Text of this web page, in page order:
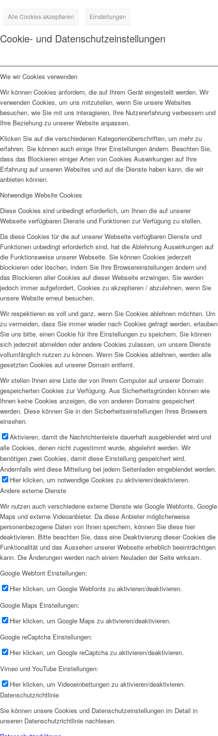
Alle Cookies akzeptieren Einstellungen
Cookie- und Datenschutzeinstellungen
Wie wir Cookies verwenden
Wir können Cookies anfordern, die auf Ihrem Gerät eingestellt werden. Wir
verwenden Cookies, um uns mitzuteilen, wenn Sie unsere Websites
besuchen, wie Sie mit uns interagieren, Ihre Nutzererfahrung verbessern und
Ihre Beziehung zu unserer Website anpassen.
Klicken Sie auf die verschiedenen Kategorienüberschriften, um mehr zu
erfahren. Sie können auch einige Ihrer Einstellungen ändern. Beachten Sie,
dass das Blockieren einiger Arten von Cookies Auswirkungen auf Ihre
Erfahrung auf unseren Websites und auf die Dienste haben kann, die wir
anbieten können.
Notwendige Website Cookies
Diese Cookies sind unbedingt erforderlich, um Ihnen die auf unserer
Webseite verfügbaren Dienste und Funktionen zur Verfügung zu stellen.
Da diese Cookies für die auf unserer Webseite verfügbaren Dienste und
Funktionen unbedingt erforderlich sind, hat die Ablehnung Auswirkungen auf
die Funktionsweise unserer Webseite. Sie können Cookies jederzeit
blockieren oder löschen, indem Sie Ihre Browsereinstellungen ändern und
das Blockieren aller Cookies auf dieser Webseite erzwingen. Sie werden
jedoch immer aufgefordert, Cookies zu akzeptieren / abzulehnen, wenn Sie
unsere Website erneut besuchen.
Wir respektieren es voll und ganz, wenn Sie Cookies ablehnen möchten. Um
zu vermeiden, dass Sie immer wieder nach Cookies gefragt werden, erlauben
Sie uns bitte, einen Cookie für Ihre Einstellungen zu speichern. Sie können
sich jederzeit abmelden oder andere Cookies zulassen, um unsere Dienste
vollumfänglich nutzen zu können. Wenn Sie Cookies ablehnen, werden alle
gesetzten Cookies auf unserer Domain entfernt.
Wir stellen Ihnen eine Liste der von Ihrem Computer auf unserer Domain
gespeicherten Cookies zur Verfügung. Aus Sicherheitsgründen können wie
Ihnen keine Cookies anzeigen, die von anderen Domains gespeichert
werden. Diese können Sie in den Sicherheitseinstellungen Ihres Browsers
einsehen.
Aktivieren, damit die Nachrichtenleiste dauerhaft ausgeblendet wird und
alle Cookies, denen nicht zugestimmt wurde, abgelehnt werden. Wir
benötigen zwei Cookies, damit diese Einstellung gespeichert wird.
Andernfalls wird diese Mitteilung bei jedem Seitenladen eingeblendet werden.
Hier klicken, um notwendige Cookies zu aktivieren/deaktivieren.
Andere externe Dienste
Wir nutzen auch verschiedene externe Dienste wie Google Webfonts, Google
Maps und externe Videoanbieter. Da diese Anbieter möglicherweise
personenbezogene Daten von Ihnen speichern, können Sie diese hier
deaktivieren. Bitte beachten Sie, dass eine Deaktivierung dieser Cookies die
Funktionalität und das Aussehen unserer Webseite erheblich beeinträchtigen
kann. Die Änderungen werden nach einem Neuladen der Seite wirksam.
Google Webfont Einstellungen:
Hier klicken, um Google Webfonts zu aktivieren/deaktivieren.
Google Maps Einstellungen:
Hier klicken, um Google Maps zu aktivieren/deaktivieren.
Google reCaptcha Einstellungen:
Hier klicken, um Google reCaptcha zu aktivieren/deaktivieren.
Vimeo und YouTube Einstellungen:
Hier klicken, um Videoeinbettungen zu aktivieren/deaktivieren.
Datenschutzrichtlinie
Sie können unsere Cookies und Datenschutzeinstellungen im Detail in
unseren Datenschutzrichtlinie nachlesen.